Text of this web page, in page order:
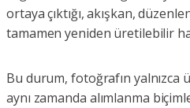
ortaya çıktığı, akışkan,
tamamen yeniden üretilebilir
Bu durum, fotoğrafın yalnızca
aynı zamanda alımlanma